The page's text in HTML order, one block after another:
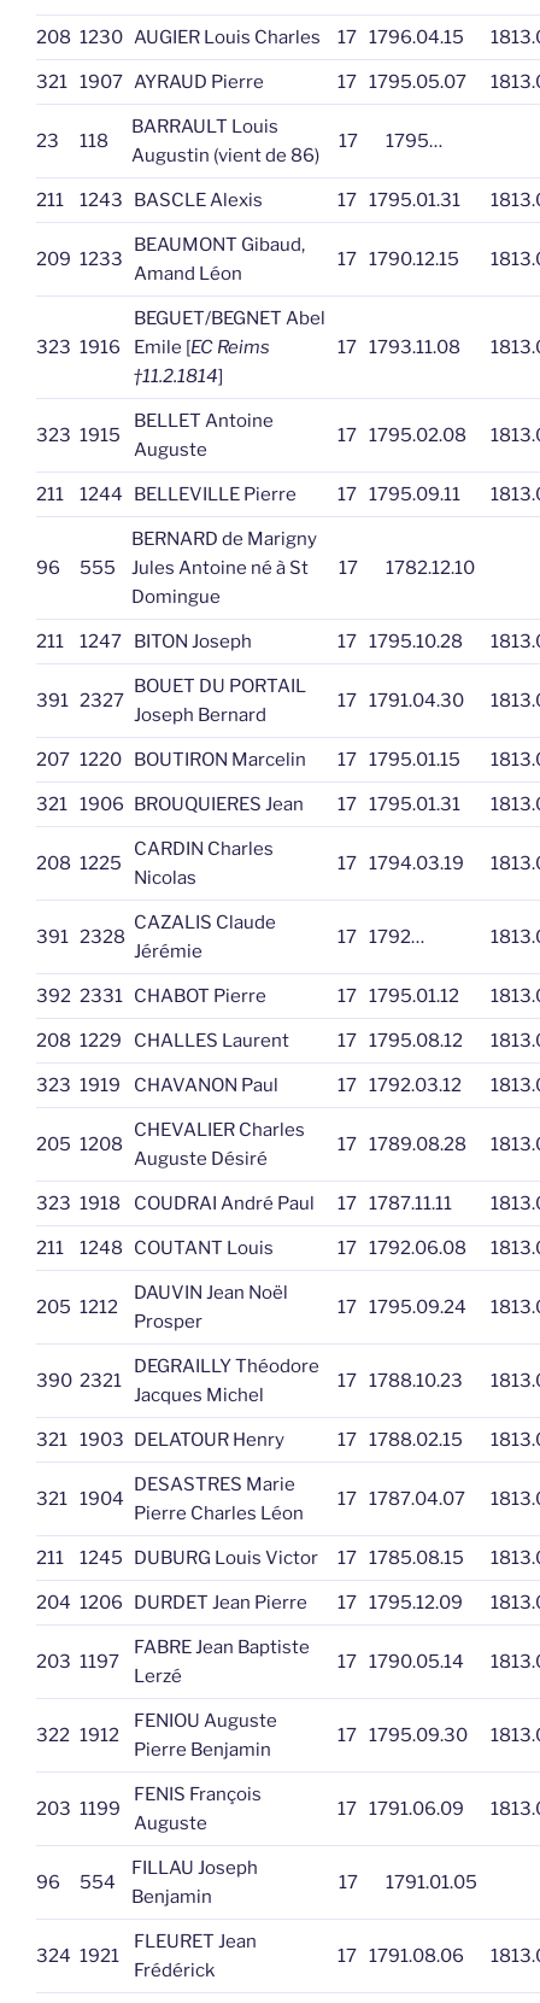
208 1230 AUGIER Louis Charles 17 1796.04.15
321 1907 AYRAUD Pierre 17 1795.05.07
23 118
BARRAULT Louis
Augustin (vient de 86)
17 1795…
211 1243 BASCLE Alexis 17 1795.01.31
209 1233
BEAUMONT Gibaud,
Amand Léon
17 1790.12.15
323 1916
BEGUET/BEGNET Abel
Emile [EC Reims
†11.2.1814]
17 1793.11.08
323 1915
BELLET Antoine
Auguste
17 1795.02.08
211 1244 BELLEVILLE Pierre 17 1795.09.11
96 555
BERNARD de Marigny
Jules Antoine né à St
Domingue
17 1782.12.10
211 1247 BITON Joseph 17 1795.10.28
391 2327
BOUET DU PORTAIL
Joseph Bernard
17 1791.04.30
207 1220 BOUTIRON Marcelin 17 1795.01.15
321 1906 BROUQUIERES Jean 17 1795.01.31
208 1225
CARDIN Charles
Nicolas
17 1794.03.19
391 2328
CAZALIS Claude
Jérémie
17 1792…
392 2331 CHABOT Pierre 17 1795.01.12
208 1229 CHALLES Laurent 17 1795.08.12
323 1919 CHAVANON Paul 17 1792.03.12
205 1208
CHEVALIER Charles
Auguste Désiré
17 1789.08.28
323 1918 COUDRAI André Paul 17 1787.11.11
211 1248 COUTANT Louis 17 1792.06.08
205 1212
DAUVIN Jean Noël
Prosper
17 1795.09.24
390 2321
DEGRAILLY Théodore
Jacques Michel
17 1788.10.23
321 1903 DELATOUR Henry 17 1788.02.15
321 1904
DESASTRES Marie
Pierre Charles Léon
17 1787.04.07
211 1245 DUBURG Louis Victor 17 1785.08.15
204 1206 DURDET Jean Pierre 17 1795.12.09
203 1197
FABRE Jean Baptiste
Lerzé
17 1790.05.14
322 1912
FENIOU Auguste
Pierre Benjamin
17 1795.09.30
203 1199
FENIS François
Auguste
17 1791.06.09
96 554
FILLAU Joseph
Benjamin
17 1791.01.05
324 1921
FLEURET Jean
Frédérick
17 1791.08.06